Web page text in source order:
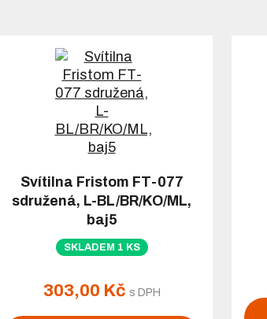
Svítilna Fristom FT-077
sdružená, L-BL/BR/KO/ML,
baj5
SKLADEM 1 KS
303,00 Kč s DPH